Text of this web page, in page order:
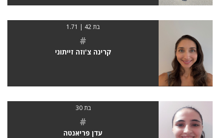
בת 42 | 1.71
#
קרינה צ'וזה זייתוני
בת 30
#
עדן פריאנטה